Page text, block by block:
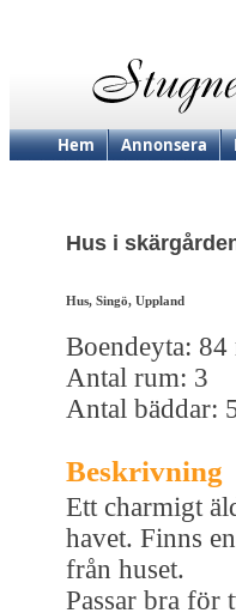
Hem Annonsera
Hus i
Hus, Singö, Uppland
Boendeyta: 84
Antal rum: 3
Antal bäddar:
Beskrivning
Ett charmigt
havet. Finns
från huset.
Passar bra för